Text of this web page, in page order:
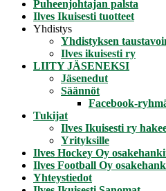
Puheenjohtajan palsta
Ilves Ikuisesti tuotteet
Yhdistys
Yhdistyksen
Ilves ikuisesti ry
LIITY JÄSENEKSI
Jäsenedut
Säännöt
Facebook-
Tukijat
Ilves Ikuisesti ry
Yrityksille
Ilves Hockey Oy
Ilves Football Oy
Yhteystiedot